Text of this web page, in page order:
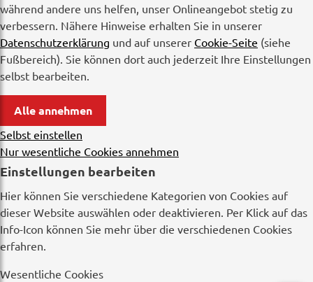
während andere uns helfen, unser Onlineangebot stetig zu
verbessern. Nähere Hinweise erhalten Sie in unserer
Datenschutzerklärung und auf unserer Cookie-Seite (siehe
Fußbereich). Sie können dort auch jederzeit Ihre Einstellungen
selbst bearbeiten.
Alle annehmen
Selbst einstellen
Nur wesentliche Cookies annehmen
Einstellungen bearbeiten
Hier können Sie verschiedene Kategorien von Cookies auf
dieser Website auswählen oder deaktivieren. Per Klick auf das
Info-Icon können Sie mehr über die verschiedenen Cookies
erfahren.
Wesentliche Cookies